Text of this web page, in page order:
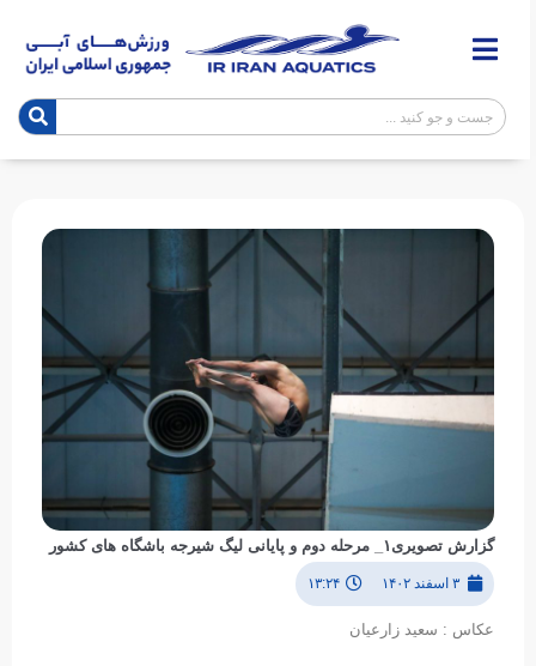
گزارش تصویری۱_ مرحله دوم و پایانی لیگ شیرجه باشگاه های کشور
۳ اسفند ۱۴۰۲ ۱۳:۲۴
عکاس : سعید زارعیان